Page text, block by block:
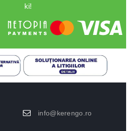
ki!
info@kerengo.ro